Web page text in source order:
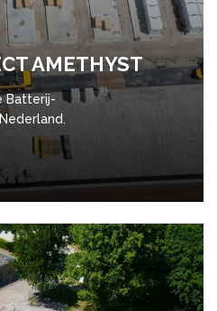
AME­THYST
Batterij-